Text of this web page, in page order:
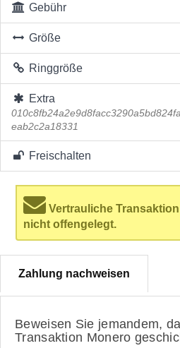
Gebühr
Größe
Ringgröße
Extra
eab2c2a18331
Freischalten
Vertrauliche
nicht offengelegt.
Zahlung nachweisen
Beweisen Sie jemandem,
Transaktion Monero